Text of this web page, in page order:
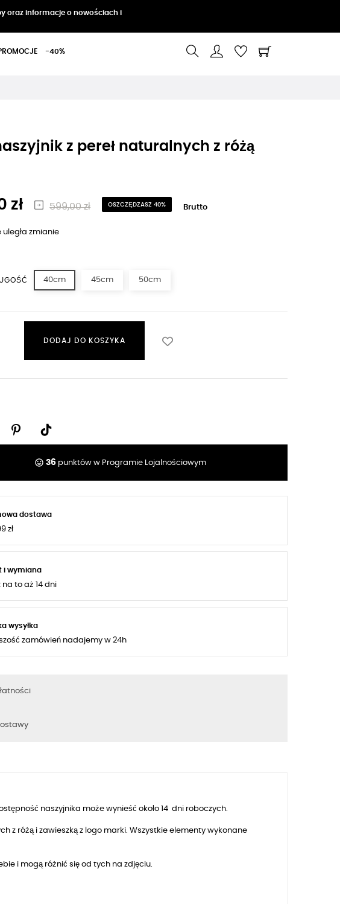
oraz informacje o nowościach i
-40%
z pereł naturalnych z różą
zł 599,00 zł OSZCZĘDZASZ 40% Brutto
uległa zmianie
40cm 45cm 50cm
DODAJ DO KOSZYKA
tag_faces 36 punktów w Programie Lojalnościowym
dostawa
zł
i wymiana
na to aż 14 dni
wysyłka
zamówień nadajemy w 24h
naszyjnika może wynieść około 14 dni roboczych.
z różą i zawieszką z logo marki. Wszystkie elementy wykonane
i mogą różnić się od tych na zdjęciu.